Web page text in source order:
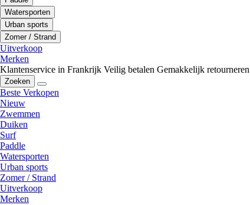
Watersporten
Urban sports
Zomer / Strand
Uitverkoop
Merken
Klantenservice in Frankrijk Veilig betalen Gemakkelijk retourneren
Zoeken
Beste Verkopen
Nieuw
Zwemmen
Duiken
Surf
Paddle
Watersporten
Urban sports
Zomer / Strand
Uitverkoop
Merken